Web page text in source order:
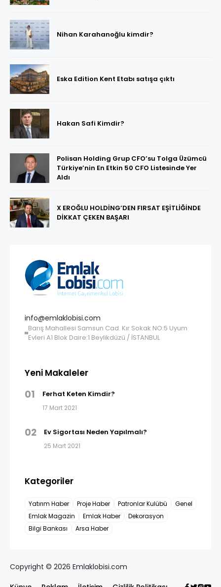
Nihan Karahanoğlu kimdir?
Eska Edition Kent Etabı satışa çıktı
Hakan Safi Kimdir?
Polisan Holding Grup CFO’su Tolga Üzümcü
Türkiye’nin En Etkin 50 CFO Listesinde Yer
Aldı
X EROĞLU HOLDİNG’DEN FIRSAT EŞİTLİĞİNDE
DİKKAT ÇEKEN BAŞARI
info@emlaklobisi.com
Barış Mahallesi Samsun Cad. Kır Sokak NO:5 Uyum
Evleri A1 Blok Daire:1 Beylikdüzü / İSTANBUL
Yeni Makaleler
01 Ferhat Keten Kimdir?
17 Mart 2021
02 Ev Sigortası Neden Yapılmalı?
25 Mart 2021
Kategoriler
Yatırım Haber Proje Haber Patronlar Kulübü
Genel
Emlak Magazin
Emlak Haber
Dekorasyon
Bilgi Bankası
Arsa Haber
Copyright © 2026 Emlaklobisi.com